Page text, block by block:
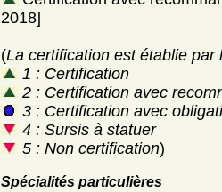
2018]
(La certification est établie par
1 : Certification
2 : Certification avec
3 : Certification avec
4 : Sursis à statuer
5 : Non certification)
Spécialités particulières